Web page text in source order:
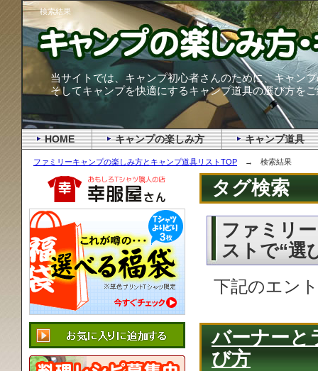
検索結果
タグ検索
ファミリ
ストで“選
下記のエン
バーナーと
び方
当サイトでは、キャンプ初心者さんのために、キャン
そしてキャンプを快適にするキャンプ道具の選び方を
HOME キャンプの楽しみ方 キャンプ道具
ファミリーキャンプの楽しみ方とキャンプ道具リストTOP → 検索結果